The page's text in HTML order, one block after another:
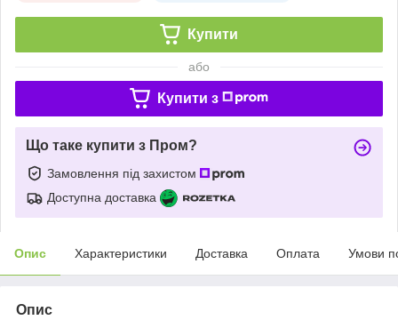
Купити
або
Купити з
Що таке купити з Пром?
Замовлення під захистом
Доступна доставка
Опис Характеристики Доставка Оплата Умови
Опис